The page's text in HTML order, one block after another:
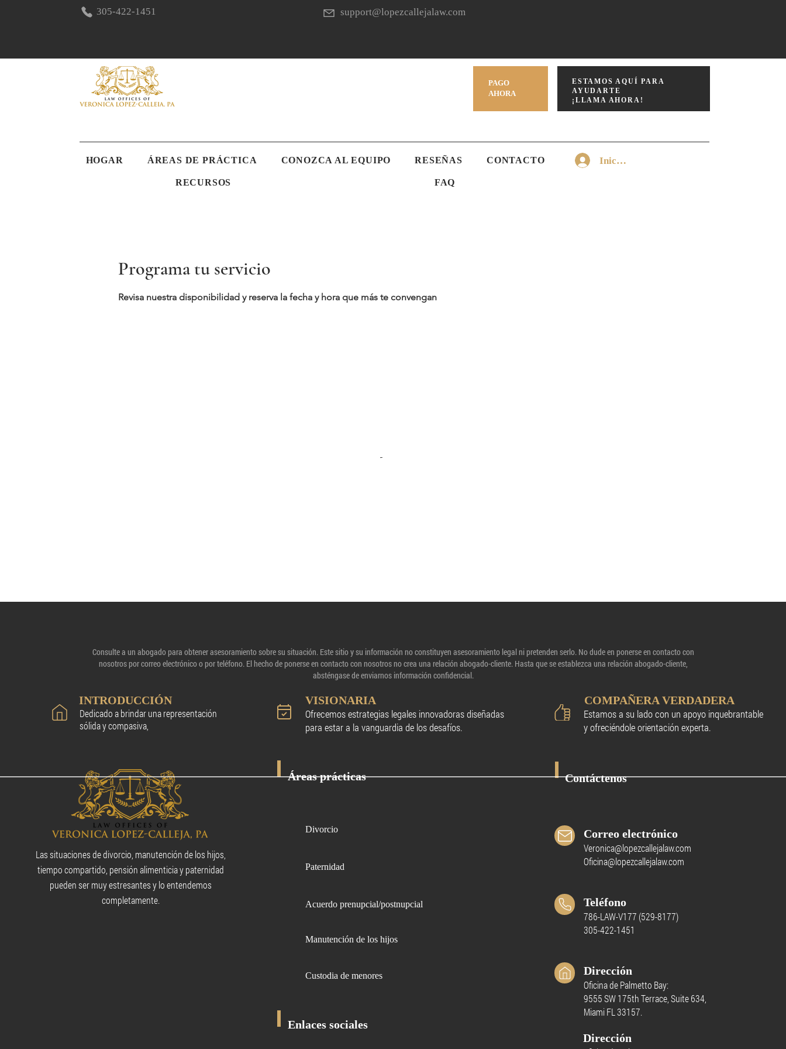
PAGO
AHORA
ESTAMOS AQUÍ PARA
AYUDARTE
¡LLAMA AHORA!
305-422-1451 support@lopezcallejalaw.com
HOGAR ÁREAS DE PRÁCTICA CONOZCA AL EQUIPO RESEÑAS CONTACTO
RECURSOS FAQ
Iniciar sesión
Programa tu servicio
Revisa nuestra disponibilidad y reserva la fecha y hora que más te convengan
Consulte a un abogado para obtener asesoramiento sobre su situación. Este sitio y su información no constituyen asesoramiento legal ni pretenden serlo. No dude en ponerse en contacto con
nosotros por correo electrónico o por teléfono. El hecho de ponerse en contacto con nosotros no crea una relación abogado-cliente. Hasta que se establezca una relación abogado-cliente,
absténgase de enviarnos información confidencial.
INTRODUCCIÓN
Dedicado a brindar una representación
sólida y compasiva,
Las situaciones de divorcio, manutención de los hijos,
tiempo compartido, pensión alimenticia y paternidad
pueden ser muy estresantes y lo entendemos
completamente.
VISIONARIA
Ofrecemos estrategias legales innovadoras diseñadas
para estar a la vanguardia de los desafíos.
Áreas prácticas
Divorcio
Paternidad
Acuerdo prenupcial/postnupcial
Manutención de los hijos
Custodia de menores
Enlaces sociales
COMPAÑERA VERDADERA
Estamos a su lado con un apoyo inquebrantable
y ofreciéndole orientación experta.
Contáctenos
Correo electrónico
Veronica@lopezcallejalaw.com
Oficina@lopezcallejalaw.com
Teléfono
786-LAW-V177 (529-8177)
305-422-1451
Dirección
Oficina de Palmetto Bay:
9555 SW 175th Terrace, Suite 634,
Miami FL 33157.
Dirección